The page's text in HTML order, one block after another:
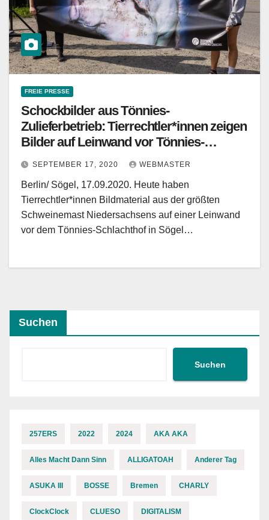
FREIE PRESSE
Schockbilder aus Tönnies-
Zulieferbetrieb: Tierrechtler*innen zeigen
Bilder auf Leinwand vor Tönnies-
Schlachthof in Sögel (Niedersachsen)
SEPTEMBER 17, 2020 WEBMASTER
Berlin/ Sögel, 17.09.2020. Heute haben
Tierrechtler*innen Bildmaterial aus der größten
Schweinemast Niedersachsens auf einer Leinwand
vor dem Tönnies-Schlachthof in Sögel…
Suchen
Suchen
257ERS 2022 2024 AKA AKA
Alles Macht Dann Sinn ALLIGATOAH Anderer Tag
ASUKA III BOSSE Bremen CHARLY
ClockClock CLUESO DIGITALISM